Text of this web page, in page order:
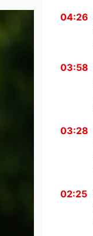
04:26
03:58
03:28
02:25